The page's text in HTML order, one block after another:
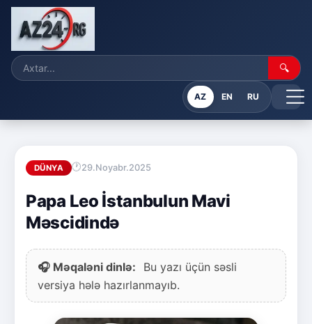
🔍
AZ EN RU
DÜNYA 29.Noyabr.2025
Papa Leo İstanbulun Mavi
Məscidində
🎧 Məqaləni dinlə:
Bu yazı üçün səsli
versiya hələ hazırlanmayıb.